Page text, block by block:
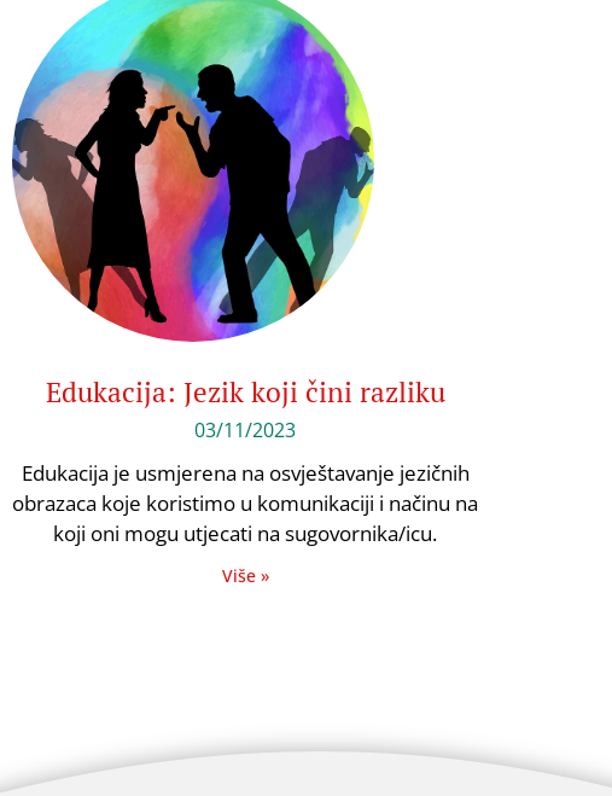
Edukacija: Jezik koji čini razliku
03/11/2023
Edukacija je usmjerena na osvještavanje jezičnih
obrazaca koje koristimo u komunikaciji i načinu na
koji oni mogu utjecati na sugovornika/icu.
Više »